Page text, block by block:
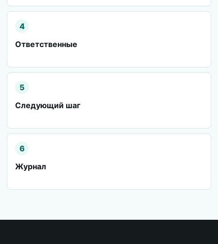
4
Ответственные
5
Следующий шаг
6
Журнал